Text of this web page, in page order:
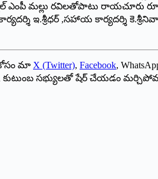
ఎంపీ మల్లు రవిలతోపాటు రాయచూరు
ఇ.శ్రీధర్ ,సహాయ కార్యదర్శి
కోసం మా X (Twitter), Facebook,
సభ్యులతో షేర్ చేయడం